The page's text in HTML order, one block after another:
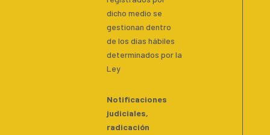
dicho medio se
gestionan dentro
de los días hábiles
determinados por la
Ley
Notificaciones
judiciales,
radicación